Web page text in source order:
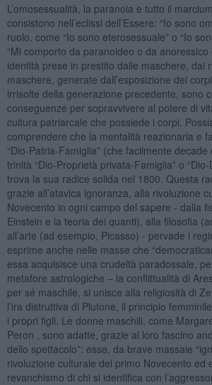
L’omosessualità, la paranoia e tutto il
consistono nell’eclissi dell’Essere: “Io sono
ruolo, come “Io sono eterosessuale” o “Io
“Mi comporto da paranoideo o da anoressico
identità prese in prestito dalle maschere, dai
maschere, generate dall’esposizione dei
irrisolte della generazione precedente, sono
conseguenze per sopravvivere al potere di
cultura patriarcale che possiede i corpi.
comprendere che la mentalità reazionaria e
“Dio-Patria-Famiglia” (che facilmente
trinità “Dio-Proprietà privata-Famiglia” o
trova la sua radice solida nel 1800. Questa
grazie all’atavica ignoranza, alla rivoluzione
Novecento in ogni campo del sapere - dalla
Einstein e la teoria dei quanti), alla filosofia
all’arte (ad esempio, Picasso) - pervade i
esprime anche nelle masse che
essa acquisisce una crudeltà paradossale,
metafore astrologiche – la conflittualità di
per sé maschile, si unisce alla religiosità di
l’ira distruttiva di Plutone, il principio
i propri figli. Le donne maschili, come
Peron , sono adatte, grazie al loro fascino
dello spettacolo”: esse, da brave massaie
rivoluzione culturale del primo Novecento ed
revanchismo di chi si identifica con